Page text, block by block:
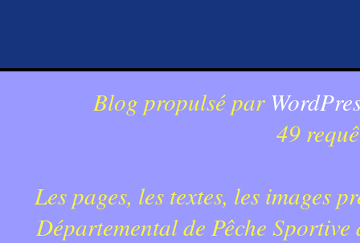
Blog propulsé par
49
Les pages, les textes, les images
Départemental de Pêche